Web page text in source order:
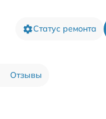
Статус ремонта
Отзывы